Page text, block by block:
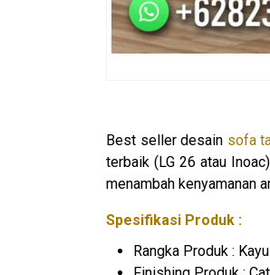
Best seller desain sofa
terbaik (LG 26 atau
menambah kenyamanan
Spesifikasi Produk :
Rangka Produk :